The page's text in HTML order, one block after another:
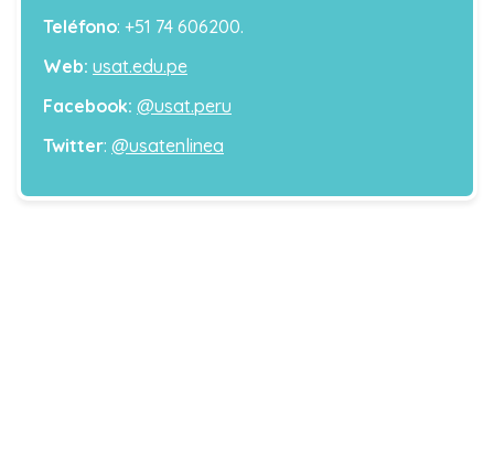
Teléfono: +51 74 606200.
Web: usat.edu.pe
Facebook: @usat.peru
Twitter: @usatenlinea